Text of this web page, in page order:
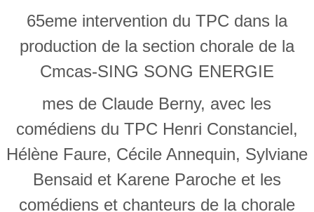
65eme intervention du TPC dans la
production de la section chorale de la
Cmcas-SING SONG ENERGIE
mes de Claude Berny, avec les
comédiens du TPC Henri Constanciel,
Hélène Faure, Cécile Annequin, Sylviane
Bensaid et Karene Paroche et les
comédiens et chanteurs de la chorale